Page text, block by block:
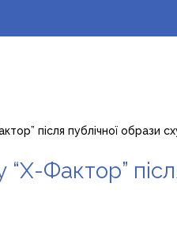
після публічної образи
Фактор”